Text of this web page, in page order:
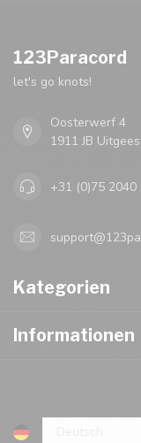
123Paracord
let's go knots!
Oosterwerf 4
1911 JB
+31 (0)75 2040
Kategorien
Informationen